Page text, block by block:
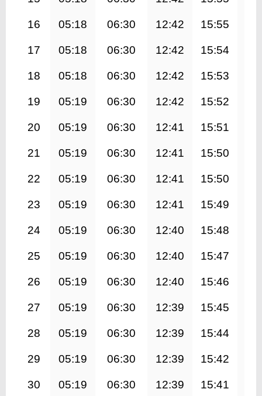
16 05:18 06:30 12:42 15:55
17 05:18 06:30 12:42 15:54
18 05:18 06:30 12:42 15:53
19 05:19 06:30 12:42 15:52
20 05:19 06:30 12:41 15:51
21 05:19 06:30 12:41 15:50
22 05:19 06:30 12:41 15:50
23 05:19 06:30 12:41 15:49
24 05:19 06:30 12:40 15:48
25 05:19 06:30 12:40 15:47
26 05:19 06:30 12:40 15:46
27 05:19 06:30 12:39 15:45
28 05:19 06:30 12:39 15:44
29 05:19 06:30 12:39 15:42
30 05:19 06:30 12:39 15:41